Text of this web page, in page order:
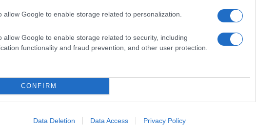
allow Google to enable storage related to personalization.
allow Google to enable storage related to security, including
functionality and fraud prevention, and other user protection.
CONFIRM
Data Deletion Data Access Privacy Policy
outfit per trasmettere un messaggio di
le donne stanno lottando per il loro posto nella
rappresentare un atto di ribellione
un simbolo di empowerment, un invito a tutte
corpo.